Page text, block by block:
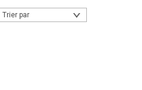
Trier par